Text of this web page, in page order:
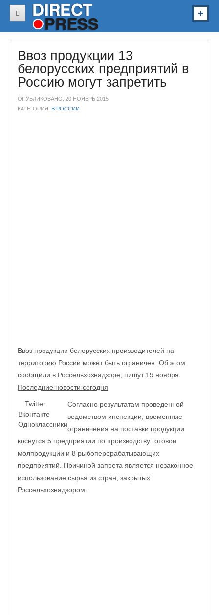
В Украине
В Мире
Спорт
Ввоз продукции 13
белорусских предприятий в
Россию могут запретить
ОПУБЛИКОВАНО: 20 НОЯБРЬ 2015
КАТЕГОРИЯ: В РОССИИ
Ввоз продукции белорусских производителей на
территорию России может быть ограничен. Об этом
сообщили в Россельхознадзоре, пишут 19 ноября
Последние новости сегодня
Twitter
Вконтакте
Одноклассники
Согласно результатам проведенной
ведомством инспекции, временные
ограничения на поставки продукции
коснутся 5 предприятий по производству готовой
молпродукции и 8 рыбоперерабатывающих
предприятий. Причиной запрета является незаконное
использование сырья из стран, закрытых
Россельхознадзором.